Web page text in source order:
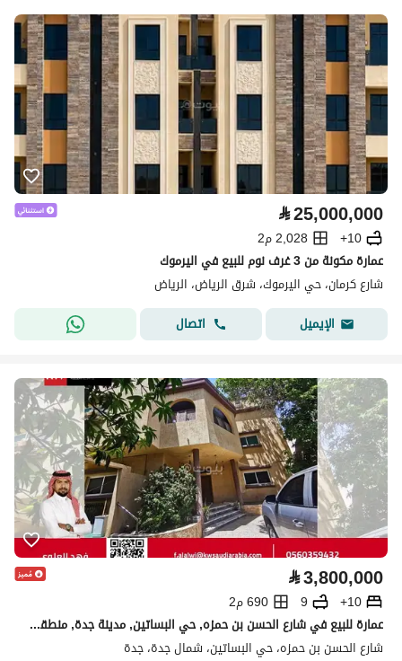
⃁25,000,000
10+
2,028 م2
عمارة مكونة من 3 غرف نوم للبيع في اليرموك
شارع كرمان، حي اليرموك، شرق الرياض، الرياض
الإيميل
اتصال
⃁3,800,000
10+
9
690 م2
عمارة للبيع في شارع الحسن بن حمزه, حي البساتين, مدينة جدة, منطقة مكة المكرمة
شارع الحسن بن حمزه، حي البساتين، شمال جدة، جدة